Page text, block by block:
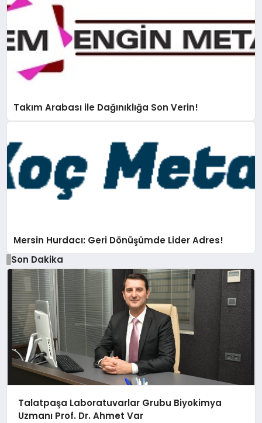
Takım Arabası ile Dağınıklığa Son Verin!
Mersin Hurdacı: Geri Dönüşümde Lider Adres!
Son Dakika
Talatpaşa Laboratuvarlar Grubu Biyokimya
Uzmanı Prof. Dr. Ahmet Var